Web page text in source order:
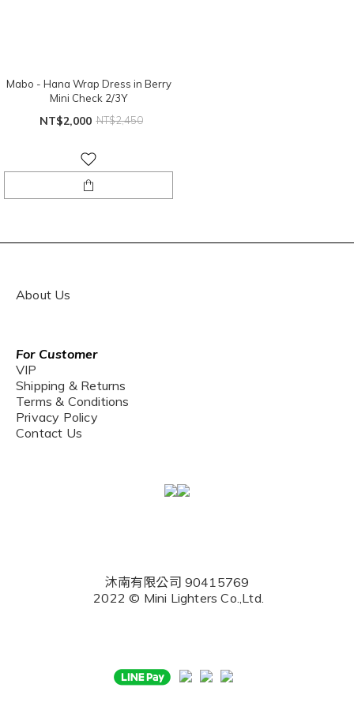
Mabo - Hana Wrap Dress in Berry
Mini Check 2/3Y
NT$2,000 NT$2,450
About Us
For Customer
VIP
Shipping & Returns
Terms & Conditions
Privacy Policy
Contact Us
沐南有限公司 90415769
2022 © Mini Lighters Co.,Ltd.